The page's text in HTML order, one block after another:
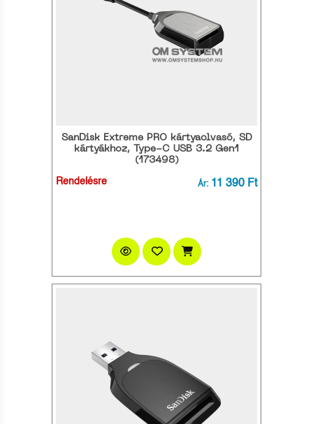
SanDisk Extreme PRO kártyaolvasó, SD
kártyákhoz, Type-C USB 3.2 Gen1
(173498)
Rendelésre Ár: 11 390 Ft